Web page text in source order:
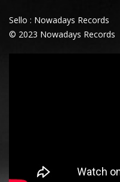
Sello : Nowadays Records
© 2023 Nowadays Records